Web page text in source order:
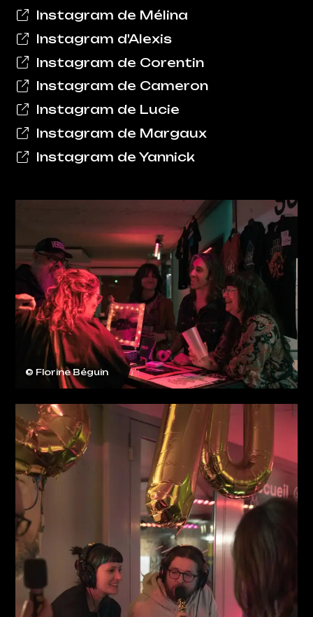
Instagram de Mélina
Instagram d'Alexis
Instagram de Corentin
Instagram de Cameron
Instagram de Lucie
Instagram de Margaux
Instagram de Yannick
© Florine Béguin